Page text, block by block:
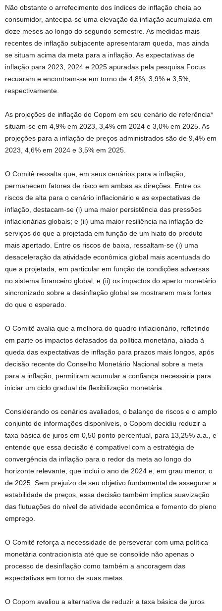
Não obstante o arrefecimento dos índices de inflação cheia ao
consumidor, antecipa-se uma elevação da inflação acumulada em
doze meses ao longo do segundo semestre. As medidas mais
recentes de inflação subjacente apresentaram queda, mas ainda
se situam acima da meta para a inflação. As expectativas de
inflação para 2023, 2024 e 2025 apuradas pela pesquisa Focus
recuaram e encontram-se em torno de 4,8%, 3,9% e 3,5%,
respectivamente.
As projeções de inflação do Copom em seu cenário de referência*
situam-se em 4,9% em 2023, 3,4% em 2024 e 3,0% em 2025. As
projeções para a inflação de preços administrados são de 9,4% em
2023, 4,6% em 2024 e 3,5% em 2025.
O Comitê ressalta que, em seus cenários para a inflação,
permanecem fatores de risco em ambas as direções. Entre os
riscos de alta para o cenário inflacionário e as expectativas de
inflação, destacam-se (i) uma maior persistência das pressões
inflacionárias globais; e (ii) uma maior resiliência na inflação de
serviços do que a projetada em função de um hiato do produto
mais apertado. Entre os riscos de baixa, ressaltam-se (i) uma
desaceleração da atividade econômica global mais acentuada do
que a projetada, em particular em função de condições adversas
no sistema financeiro global; e (ii) os impactos do aperto monetário
sincronizado sobre a desinflação global se mostrarem mais fortes
do que o esperado.
O Comitê avalia que a melhora do quadro inflacionário, refletindo
em parte os impactos defasados da política monetária, aliada à
queda das expectativas de inflação para prazos mais longos, após
decisão recente do Conselho Monetário Nacional sobre a meta
para a inflação, permitiram acumular a confiança necessária para
iniciar um ciclo gradual de flexibilização monetária.
Considerando os cenários avaliados, o balanço de riscos e o amplo
conjunto de informações disponíveis, o Copom decidiu reduzir a
taxa básica de juros em 0,50 ponto percentual, para 13,25% a.a., e
entende que essa decisão é compatível com a estratégia de
convergência da inflação para o redor da meta ao longo do
horizonte relevante, que inclui o ano de 2024 e, em grau menor, o
de 2025. Sem prejuízo de seu objetivo fundamental de assegurar a
estabilidade de preços, essa decisão também implica suavização
das flutuações do nível de atividade econômica e fomento do pleno
emprego.
O Comitê reforça a necessidade de perseverar com uma política
monetária contracionista até que se consolide não apenas o
processo de desinflação como também a ancoragem das
expectativas em torno de suas metas.
O Copom avaliou a alternativa de reduzir a taxa básica de juros